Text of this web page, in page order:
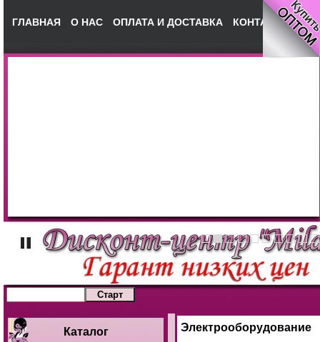
ГЛАВНАЯ О НАС ОПЛАТА И ДОСТАВКА КОНТАКТЫ
Каталог Электрооборудование